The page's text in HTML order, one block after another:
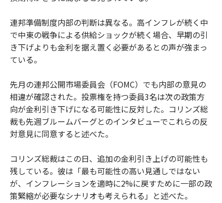
連邦準備制度内部の判断は異なる。高インフレが続く中
で中東の戦争による供給ショックが続く場合、早期の引
き下げよりも金利を据え置く必要があるとの声が強まっ
ている。
先月の連邦公開市場委員会（FOMC）でも内部の意見の
相違が確認された。投票権を持つ委員3名は次の政策方
向が金利引き下げになる可能性に反対した。コリンズ総
裁も先週ブルームバーグとのインタビューでこれらの反
対意見に同意すると述べた。
コリンズ総裁はこの日、追加の金利引き上げの可能性も
残している。彼は「最も可能性の高い見通しではない
が、インフレーションを適時に2%に戻すために一部の政
策緊縮が必要なシナリオも考えられる」と述べた。